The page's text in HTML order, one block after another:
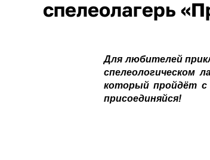
спелеолагерь
Для любителей
спелеологическом
который пройдёт с
присоединяйся!